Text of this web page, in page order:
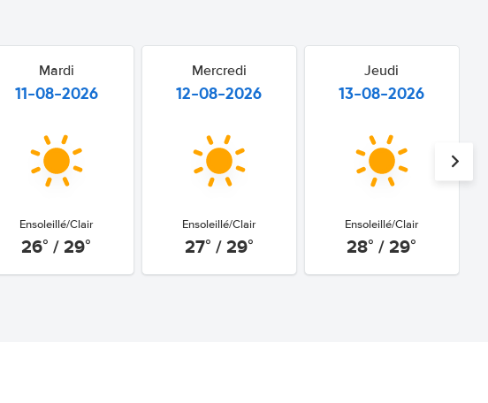
Mardi
11-08-2026
Ensoleillé/Clair
26° / 29°
Mercredi
12-08-2026
Ensoleillé/Clair
27° / 29°
Jeudi
13-08-2026
Ensoleillé/Clair
28° / 29°